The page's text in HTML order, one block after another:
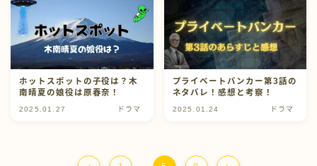
ホットスポットの子役は？木
南晴夏の娘役は原春奈！
2025.01.27 ドラマ
プライベートバンカー第3話の
ネタバレ！感想と考察！
2025.01.24 ドラマ